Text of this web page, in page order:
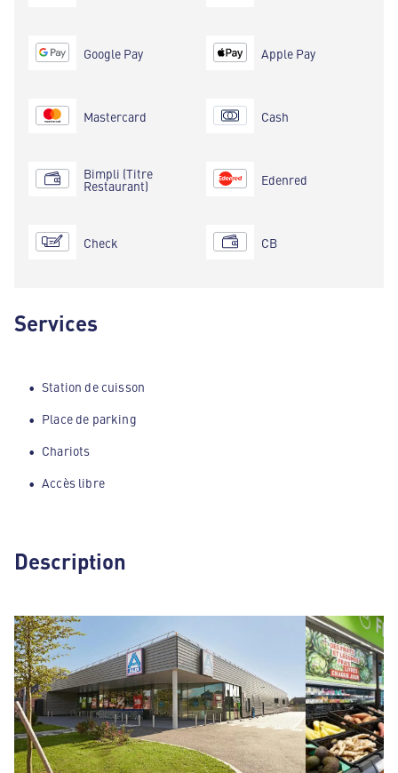
Google Pay
Mastercard
Bimpli (Titre
Restaurant)
Check
Apple Pay
Cash
Edenred
CB
Services
Station de cuisson
Place de parking
Chariots
Accès libre
Description